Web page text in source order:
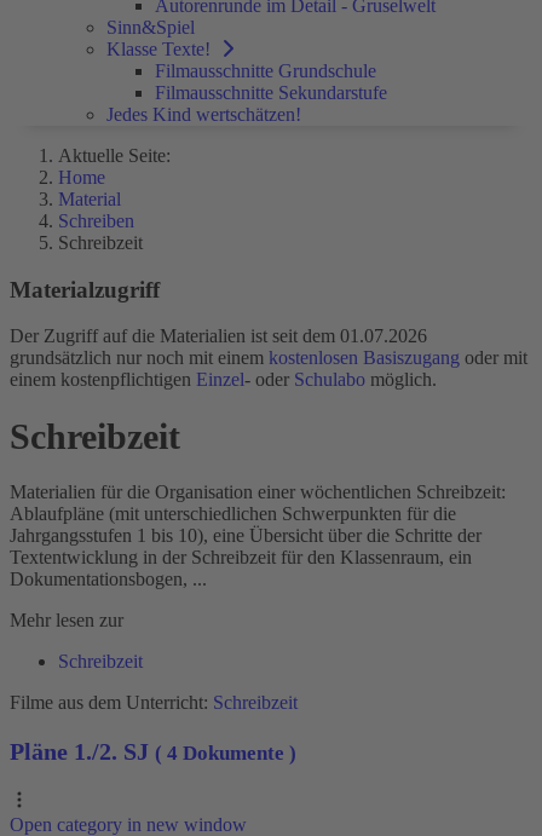
Autorenrunde im Detail - Gruselwelt
Sinn&Spiel
Klasse Texte!
Filmausschnitte Grundschule
Filmausschnitte Sekundarstufe
Jedes Kind wertschätzen!
Aktuelle Seite:
Home
Material
Schreiben
Schreibzeit
Materialzugriff
Der Zugriff auf die Materialien ist seit dem 01.07.2026
grundsätzlich nur noch mit einem kostenlosen Basiszugang oder mit
einem kostenpflichtigen Einzel- oder Schulabo möglich.
Schreibzeit
Materialien für die Organisation einer wöchentlichen Schreibzeit:
Ablaufpläne (mit unterschiedlichen Schwerpunkten für die
Jahrgangsstufen 1 bis 10), eine Übersicht über die Schritte der
Textentwicklung in der Schreibzeit für den Klassenraum, ein
Dokumentationsbogen, ...
Mehr lesen zur
Schreibzeit
Filme aus dem Unterricht: Schreibzeit
Pläne 1./2. SJ ( 4 Dokumente )
Open category in new window